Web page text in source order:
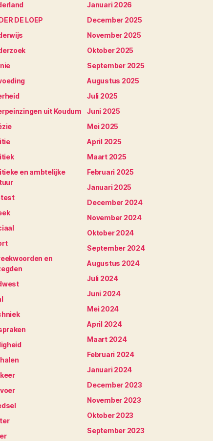
DE LOEP
uit Koudum
en ambtelijke
en
Januari 2026
December 2025
November 2025
Oktober 2025
September 2025
Augustus 2025
Juli 2025
Juni 2025
Mei 2025
April 2025
Maart 2025
Februari 2025
Januari 2025
December 2024
November 2024
Oktober 2024
September 2024
Augustus 2024
Juli 2024
Juni 2024
Mei 2024
April 2024
Maart 2024
Februari 2024
Januari 2024
December 2023
November 2023
Oktober 2023
September 2023